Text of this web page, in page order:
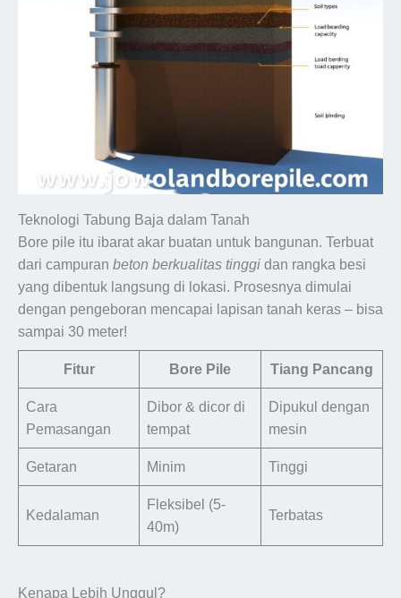
Teknologi Tabung Baja dalam Tanah
Bore pile itu ibarat akar buatan untuk bangunan. Terbuat
dari campuran beton berkualitas tinggi dan rangka besi
yang dibentuk langsung di lokasi. Prosesnya dimulai
dengan pengeboran mencapai lapisan tanah keras – bisa
sampai 30 meter!
Fitur Bore Pile Tiang Pancang
Cara
Pemasangan
Dibor & dicor di
tempat
Dipukul dengan
mesin
Getaran Minim Tinggi
Kedalaman
Fleksibel (5-
40m)
Terbatas
Kenapa Lebih Unggul?